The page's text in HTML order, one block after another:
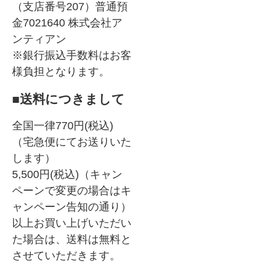
（支店番号207）普通預
金7021640 株式会社ア
ンティアン
※銀行振込手数料はお客
様負担となります。
■送料につきまして
全国一律770円(税込)
（宅急便にてお送りいた
します）
5,500円(税込)（キャン
ペーンで変更の場合はキ
ャンペーン告知の通り）
以上お買い上げいただい
た場合は、送料は無料と
させていただきます。